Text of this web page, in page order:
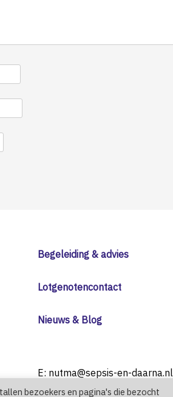
Begeleiding & advies
Lotgenotencontact
Nieuws & Blog
E: nutma@sepsis-en-daarna.nl
bezoekers en pagina's die bezocht